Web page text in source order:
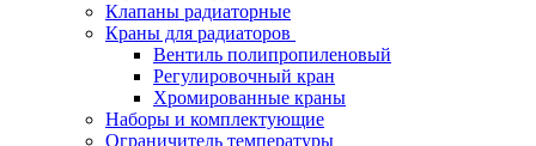
Клапаны радиаторные
Краны для радиаторов
Вентиль полипропиленовый
Регулировочный кран
Хромированные краны
Наборы и комплектующие
Ограничитель температуры